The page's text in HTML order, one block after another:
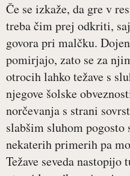
Če se izkaže, da gre v
treba čim prej odkriti,
govora pri malčku.
pomirjajo, zato se za
otrocih lahko težave s
njegove šolske
norčevanja s strani
slabšim sluhom
nekaterih primerih pa
Težave seveda